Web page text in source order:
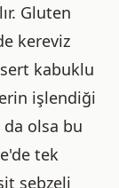
Gluten
kereviz
kabuklu
işlendiği
olsa bu
tek
sebzeli